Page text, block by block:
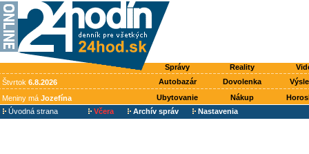
Správy Reality
Štvrtok 6.8.2026 Autobazár Dovolenka
Meniny má Jozefína Ubytovanie Nákup
Úvodná strana
Včera Archív správ Nastavenia